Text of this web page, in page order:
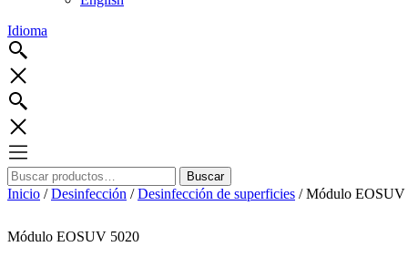
Idioma
Buscar
por:
Buscar
Inicio /Desinfección /Desinfección de superficies / Módulo EOSUV
Módulo EOSUV 5020